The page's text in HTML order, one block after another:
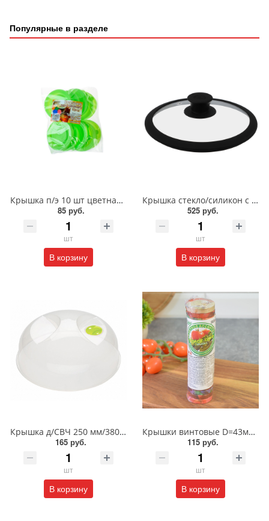
Популярные в разделе
Крышка п/э 10 шт цветная "Домашний Сундук"/ДС-80
85 руб.
шт
В корзину
Крышка стекло/силикон с ручкой 20см/848-066
525 руб.
шт
В корзину
Крышка д/СВЧ 250 мм/380/БП
165 руб.
шт
В корзину
Крышки винтовые D=43мм 20 шт Твист-Офф
115 руб.
шт
В корзину